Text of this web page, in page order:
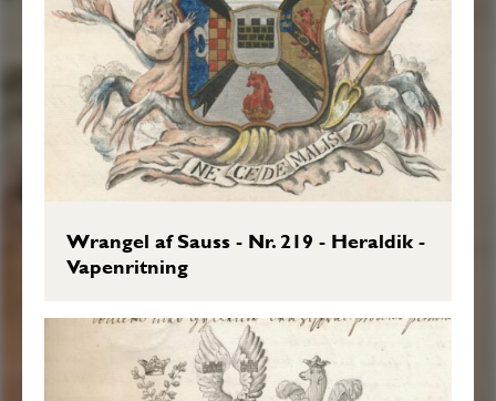
Wrangel af Sauss - Nr. 219 - Heraldik -
Vapenritning